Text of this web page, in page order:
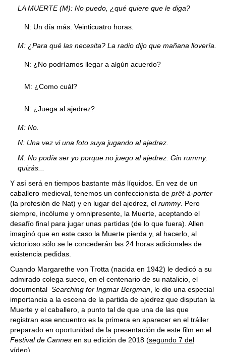
LA MUERTE (M): No puedo, ¿qué quiere que le diga?
N: Un día más. Veinticuatro horas.
M: ¿Para qué las necesita? La radio dijo que mañana llovería.
N: ¿No podríamos llegar a algún acuerdo?
M: ¿Como cuál?
N: ¿Juega al ajedrez?
M: No.
N: Una vez vi una foto suya jugando al ajedrez.
M: No podía ser yo porque no juego al ajedrez. Gin rummy,
quizás...
Y así será en tiempos bastante más líquidos. En vez de un
caballero medieval, tenemos un confeccionista de prêt-à-porter
(la profesión de Nat) y en lugar del ajedrez, el rummy. Pero
siempre, incólume y omnipresente, la Muerte, aceptando el
desafío final para jugar unas partidas (de lo que fuera). Allen
imaginó que en este caso la Muerte pierda y, al hacerlo, al
victorioso sólo se le concederán las 24 horas adicionales de
existencia pedidas.
Cuando Margarethe von Trotta (nacida en 1942) le dedicó a su
admirado colega sueco, en el centenario de su natalicio, el
documental Searching for Ingmar Bergman , le dio una especial
importancia a la escena de la partida de ajedrez que disputan la
Muerte y el caballero, a punto tal de que una de las que
registran ese encuentro es la primera en aparecer en el tráiler
preparado en oportunidad de la presentación de este film en el
Festival de Cannes en su edición de 2018 (segundo 7 del
vídeo).